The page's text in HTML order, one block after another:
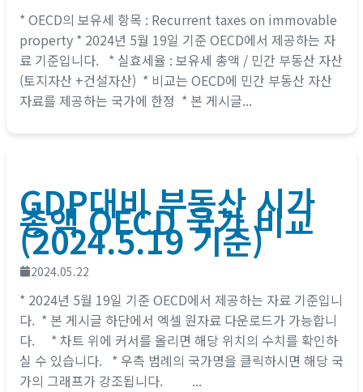
* OECD의 보유세 항목 : Recurrent taxes on immovable
property * 2024년 5월 19일 기준 OECD에서 제공하는 자
료 기준입니다. * 실효세율 : 보유세 총액 / 민간 부동산 자산
(토지자산 +건설자산) * 비교는 OECD에 민간 부동산 자산
자료를 제공하는 국가에 한정 * 본 게시글...
GDP대비 부동산 시가
총액 OECD 국가 비교
(2024.5.19 기준)
2024.05.22
* 2024년 5월 19일 기준 OECD에서 제공하는 자료 기준입니
다. * 본 게시글 하단에서 엑셀 원자료 다운로드가 가능합니
다. * 차트 위에 커서를 올리면 해당 위치의 수치를 확인하
실 수 있습니다. * 우측 범례의 국가명을 클릭하시면 해당 국
가의 그래프가 강조됩니다. ...